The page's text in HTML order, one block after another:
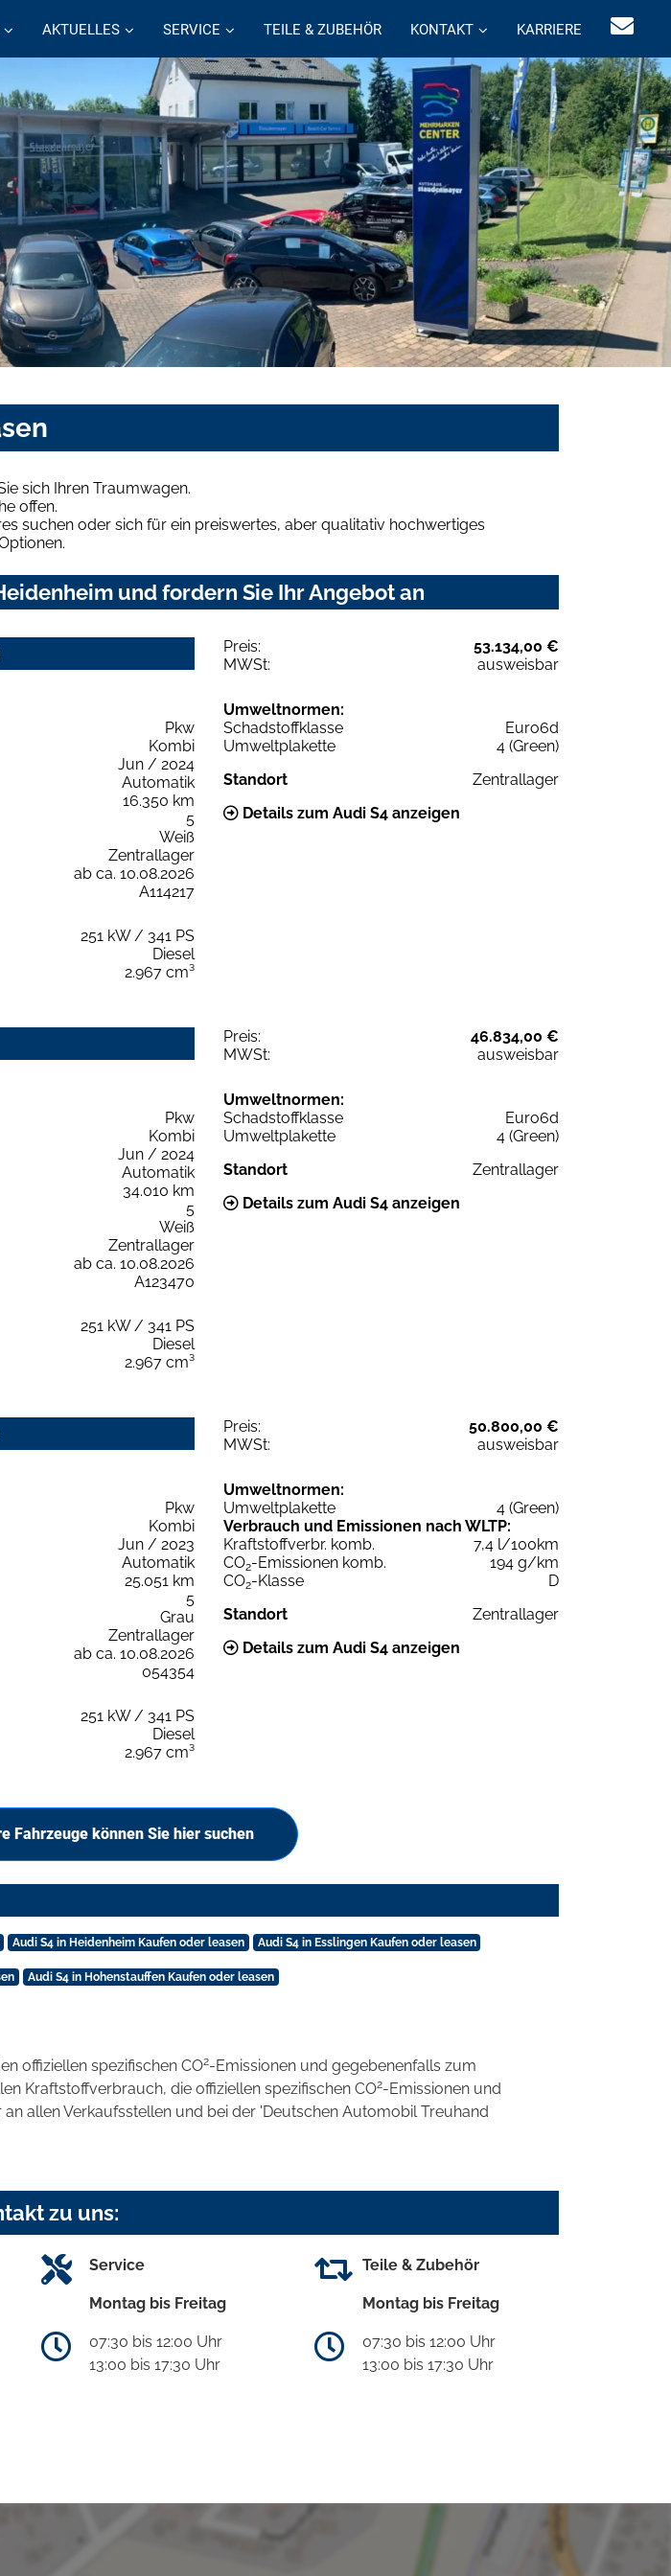
AKTUELLES SERVICE TEILE & ZUBEHÖR KONTAKT KARRIERE
sich Ihren Traumwagen.
offen.
suchen oder sich für ein preiswertes, aber qualitativ hochwertiges
und fordern Sie Ihr Angebot an
Preis:
53.134,00 €
MWSt:
ausweisbar
Pkw
Kombi
Jun / 2024
Automatik
16.350 km
5
Weiß
Zentrallager
ab ca. 10.08.2026
A114217
251 kW / 341 PS
Diesel
2.967 cm³
Umweltnormen:
Schadstoffklasse
Euro6d
Umweltplakette
4 (Green)
Standort
Zentrallager
Details zum Audi S4 anzeigen
Preis:
46.834,00 €
MWSt:
ausweisbar
Pkw
Kombi
Jun / 2024
Automatik
34.010 km
5
Weiß
Zentrallager
ab ca. 10.08.2026
A123470
251 kW / 341 PS
Diesel
2.967 cm³
Umweltnormen:
Schadstoffklasse
Euro6d
Umweltplakette
4 (Green)
Standort
Zentrallager
Details zum Audi S4 anzeigen
Preis:
50.800,00 €
MWSt:
ausweisbar
Pkw
Kombi
Jun / 2023
Automatik
25.051 km
5
Grau
Zentrallager
ab ca. 10.08.2026
054354
251 kW / 341 PS
Diesel
2.967 cm³
Umweltnormen:
Umweltplakette
4 (Green)
Verbrauch und Emissionen nach WLTP:
Kraftstoffverbr. komb.
7,4 l/100km
CO2-Emissionen komb.
194 g/km
CO2-Klasse
D
Standort
Zentrallager
Details zum Audi S4 anzeigen
Fahrzeuge können Sie hier suchen
Audi S4 in Heidenheim Kaufen oder leasen Audi S4 in Esslingen Kaufen oder leasen
Audi S4 in Hohenstauffen Kaufen oder leasen
offiziellen spezifischen CO2-Emissionen und gegebenenfalls zum
Kraftstoffverbrauch, die offiziellen spezifischen CO2-Emissionen und
allen Verkaufsstellen und bei der 'Deutschen Automobil Treuhand
zu uns:
Service
Montag bis Freitag
07:30 bis 12:00 Uhr
13:00 bis 17:30 Uhr
Teile & Zubehör
Montag bis Freitag
07:30 bis 12:00 Uhr
13:00 bis 17:30 Uhr